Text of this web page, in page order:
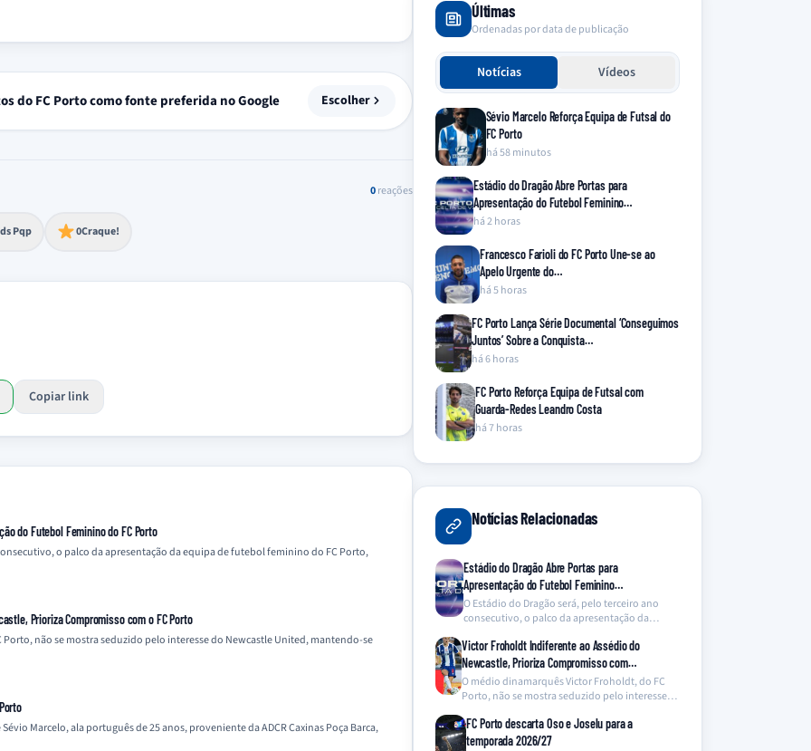
do FC Porto como fonte preferida no Google Escolher
0reações
Pqp
extremo 0Craque!
Copiar link
do Futebol Feminino do FC Porto
o palco da apresentação da equipa de futebol feminino do FC Porto,
Prioriza Compromisso com o FC Porto
não se mostra seduzido pelo interesse do Newcastle United, mantendo-se
Marcelo, ala português de 25 anos, proveniente da ADCR Caxinas Poça Barca,
Últimas
Ordenadas por data de publicação
Notícias Vídeos
Sévio Marcelo Reforça Equipa de Futsal do
FC Porto
há 58 minutos
Estádio do Dragão Abre Portas para
Apresentação do Futebol Feminino…
há 2 horas
Francesco Farioli do FC Porto Une-se ao
Apelo Urgente do…
há 5 horas
FC Porto Lança Série Documental ‘Conseguimos
Juntos’ Sobre a Conquista…
há 6 horas
FC Porto Reforça Equipa de Futsal com
Guarda-Redes Leandro Costa
há 7 horas
Notícias Relacionadas
Estádio do Dragão Abre Portas para
Apresentação do Futebol Feminino…
O Estádio do Dragão será, pelo terceiro ano
consecutivo, o palco da apresentação da
Victor Froholdt Indiferente ao Assédio do
Newcastle, Prioriza Compromisso com…
O médio dinamarquês Victor Froholdt, do FC
Porto, não se mostra seduzido pelo interesse
FC Porto descarta Oso e Joselu para a
temporada 2026/27